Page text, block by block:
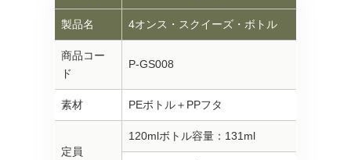
製品名 4オンス・スクイーズ・ボトル
商品コー
ド
P-GS008
素材 PEボトル＋PPフタ
定員
120mlボトル容量：131ml